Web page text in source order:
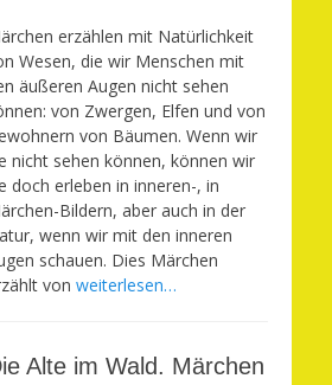
erzählen mit Natürlichkeit
Wesen, die wir Menschen mit
äußeren Augen nicht sehen
von Zwergen, Elfen und von
von Bäumen. Wenn wir
nicht sehen können, können wir
doch erleben in inneren-, in
Bildern, aber auch in der
wenn wir mit den inneren
schauen. Dies Märchen
von weiterlesen…
Alte im Wald. Märchen